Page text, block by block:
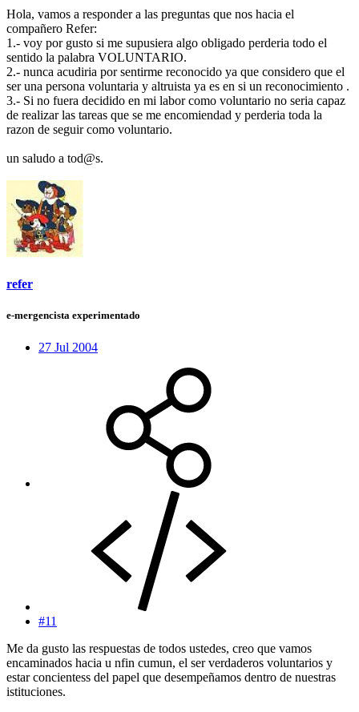
Hola, vamos a responder a las preguntas que nos hacia el
compañero Refer:
1.- voy por gusto si me supusiera algo obligado perderia todo el
sentido la palabra VOLUNTARIO.
2.- nunca acudiria por sentirme reconocido ya que considero que el
ser una persona voluntaria y altruista ya es en si un reconocimiento .
3.- Si no fuera decidido en mi labor como voluntario no seria capaz
de realizar las tareas que se me encomiendad y perderia toda la
razon de seguir como voluntario.
un saludo a tod@s.
refer
e-mergencista experimentado
27 Jul 2004
#11
Me da gusto las respuestas de todos ustedes, creo que vamos
encaminados hacia u nfin cumun, el ser verdaderos voluntarios y
estar concientess del papel que desempeñamos dentro de nuestras
istituciones.